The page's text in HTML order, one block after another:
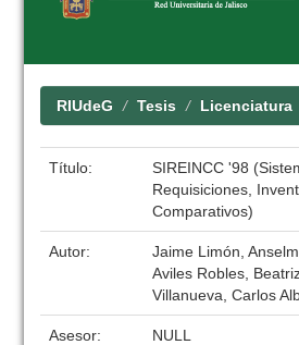
RIUdeG Tesis Licenciatura
Título:
SIREINCC '98
Requisiciones,
Comparativos)
Autor:
Jaime Limón,
Aviles Robles,
Villanueva, Carlos
Asesor: NULL